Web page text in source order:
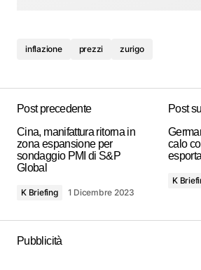
inflazione prezzi zurigo
Post precedente
Cina, manifattura ritorna in
zona espansione per
sondaggio PMI di S&P
Global
K Briefing 1 Dicembre 2023
Post
calo
K
Pubblicità